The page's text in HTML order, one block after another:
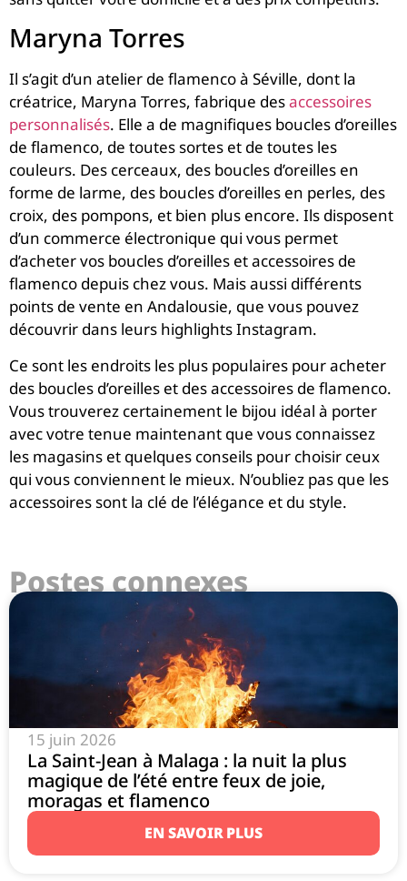
Maryna Torres
Il s’agit d’un atelier de flamenco à Séville, dont la
créatrice, Maryna Torres, fabrique desaccessoires
personnalisés. Elle a de magnifiques boucles d’oreilles
de flamenco, de toutes sortes et de toutes les
couleurs. Des cerceaux, des boucles d’oreilles en
forme de larme, des boucles d’oreilles en perles, des
croix, des pompons, et bien plus encore. Ils disposent
d’un commerce électronique qui vous permet
d’acheter vos boucles d’oreilles et accessoires de
flamenco depuis chez vous. Mais aussi différents
points de vente en Andalousie, que vous pouvez
découvrir dans leurs highlights Instagram.
Ce sont les endroits les plus populaires pour acheter
des boucles d’oreilles et des accessoires de flamenco.
Vous trouverez certainement le bijou idéal à porter
avec votre tenue maintenant que vous connaissez
les magasins et quelques conseils pour choisir ceux
qui vous conviennent le mieux. N’oubliez pas que les
accessoires sont la clé de l’élégance et du style.
Postes connexes
15 juin 2026
La Saint-Jean à Malaga : la nuit la plus
magique de l’été entre feux de joie,
moragas et flamenco
EN SAVOIR PLUS